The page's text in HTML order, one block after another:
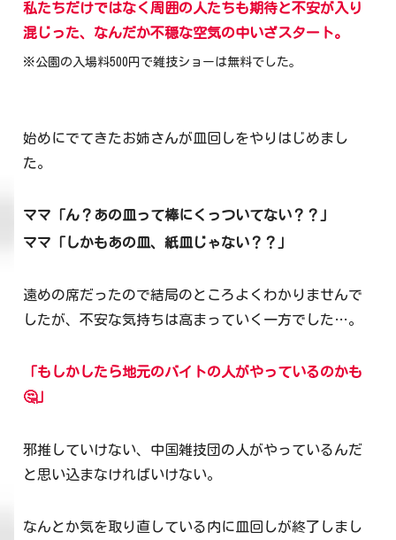
私たちだけではなく周囲の人たちも期待と不安が入り
混じった、なんだか不穏な空気の中いざスタート。
※公園の 入場料500円で雑技ショーは無料でした。
始めにでてきたお姉さんが皿回しをやりはじめまし
た。
ママ「ん？あの皿って棒にくっついてない？？」
ママ「しかもあの皿、紙皿じゃない？？」
遠めの席だったので結局のところよくわかりませんで
したが、不安な気持ちは高まっていく一方でした…。
「もしかしたら地元のバイトの人がやっているのかも
🤔」
邪推していけない、中国雑技団の人がやっているんだ
と思い込まなければいけない。
なんとか気を取り直している内に皿回しが終了しまし